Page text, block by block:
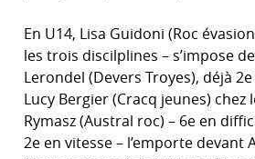
En U14, Lisa Guidoni (Roc
les trois discilplines – s’impose
Lerondel (Devers Troyes), déjà
Lucy Bergier (Cracq jeunes) chez
Rymasz (Austral roc) – 6e en
2e en vitesse – l’emporte devant